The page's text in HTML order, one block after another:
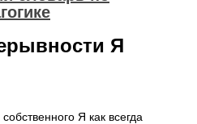
Я
Я как всегда